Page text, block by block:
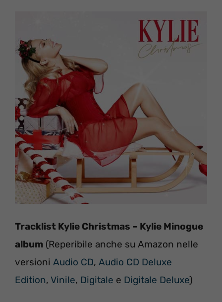
Tracklist Kylie Christmas – Kylie Minogue
album (Reperibile anche su Amazon nelle
versioni Audio CD, Audio CD Deluxe
Edition, Vinile, Digitale e Digitale Deluxe)